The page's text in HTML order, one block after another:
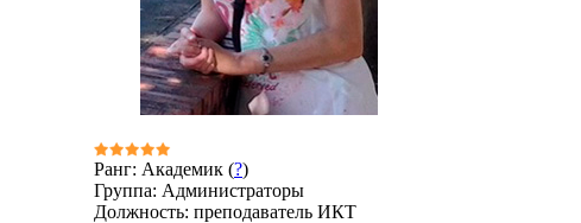
Ранг: Академик (?)
Группа: Администраторы
Должность: преподаватель ИКТ